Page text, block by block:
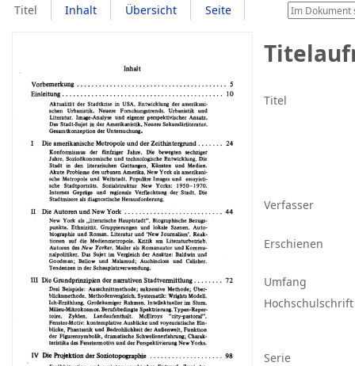
Titel Inhalt Übersicht Seite
Titel
Verfasser
Erschienen
Umfang
Hochschulschrift
Serie